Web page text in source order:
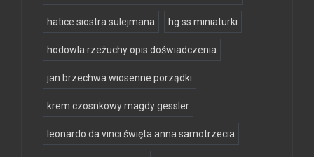
hatice siostra sulejmana hg ss miniaturki
hodowla rzeżuchy opis doświadczenia
jan brzechwa wiosenne porządki
krem czosnkowy magdy gessler
leonardo da vinci święta anna samotrzecia